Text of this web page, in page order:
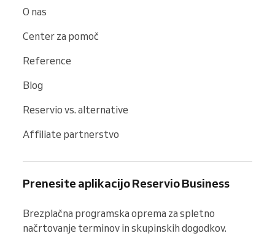
O nas
Center za pomoč
Reference
Blog
Reservio vs. alternative
Affiliate partnerstvo
Prenesite aplikacijo Reservio Business
Brezplačna programska oprema za spletno
načrtovanje terminov in skupinskih dogodkov.